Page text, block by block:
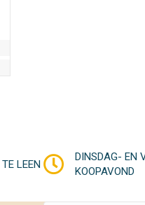
LEEN
DINSDAG- EN
KOOPAVOND